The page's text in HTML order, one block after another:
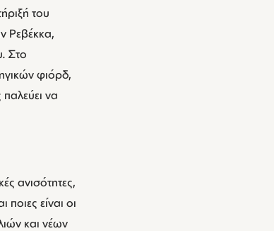
του
Ρεβέκκα,
Στο
φιόρδ,
να
ανισότητες,
είναι οι
και νέων